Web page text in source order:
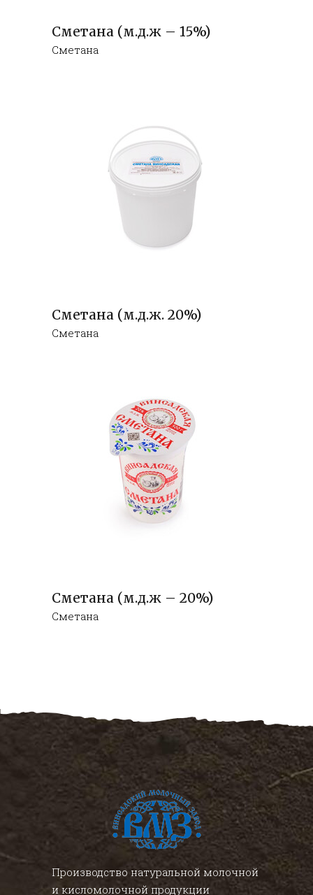
Сметана (м.д.ж – 15%)
Сметана
Сметана (м.д.ж. 20%)
Сметана
Сметана (м.д.ж – 20%)
Сметана
Производство натуральной молочной
и кисломолочной продукции